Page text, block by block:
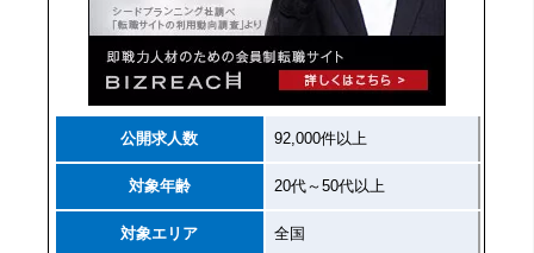
公開求人数 92,000件以上
対象年齢 20代～50代以上
対象エリア 全国